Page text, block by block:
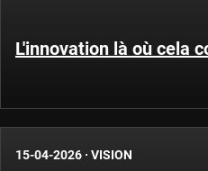
L'innovation là où cela
15-04-2026 · VISION